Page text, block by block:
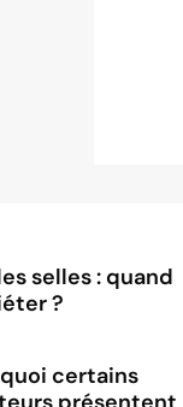
selles : quand
?
certains